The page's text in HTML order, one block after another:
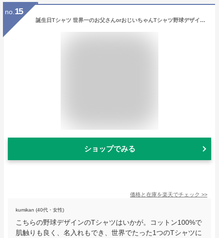
no. 15
誕生日Tシャツ 世界一のお父さんorおじいちゃんTシャツ野球デザイン全4色 半袖Tシャツ 左袖名入れ無料 プリントカラー選べます 綿100％のTシャツ お父さんプレゼント おじいちゃんプレゼント 敬老の日 父の日Tシャツ
ショップでみる
価格と在庫を楽天でチェック >>
kumikan (40代・女性)
こちらの野球デザインのTシャツはいかが。コットン100%で
肌触りも良く、名入れもでき、世界でたった1つのTシャツに